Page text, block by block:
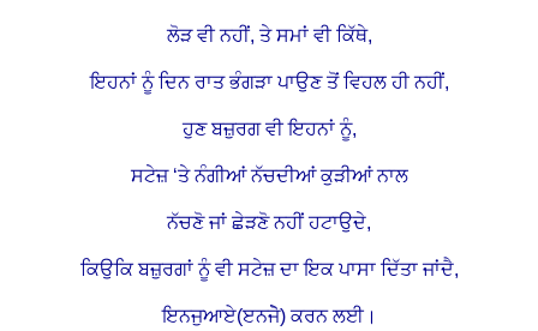
ਲੋੜ ਵੀ ਨਹੀਂ, ਤੇ ਸਮਾਂ ਵੀ ਕਿੱਥੇ,
ਇਹਨਾਂ ਨੂੰ ਦਿਨ ਰਾਤ ਭੰਗੜਾ ਪਾਉਣ ਤੋਂ ਵਿਹਲ ਹੀ ਨਹੀਂ,
ਹੁਣ ਬਜ਼ੁਰਗ ਵੀ ਇਹਨਾਂ ਨੂੰ,
ਸਟੇਜ਼ ‘ਤੇ ਨੰਗੀਆਂ ਨੱਚਦੀਆਂ ਕੁੜੀਆਂ ਨਾਲ
ਨੱਚਣੋ ਜਾਂ ਛੇੜਣੋ ਨਹੀਂ ਹਟਾਉਦੇ,
ਕਿਉਕਿ ਬਜ਼ੁਰਗਾਂ ਨੂੰ ਵੀ ਸਟੇਜ਼ ਦਾ ਇਕ ਪਾਸਾ ਦਿੱਤਾ ਜਾਂਦੈ,
ਇਨਜੁਆਏ(ੲਨਜੋੇ) ਕਰਨ ਲਈ।